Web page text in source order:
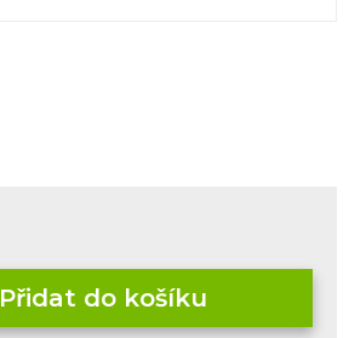
Přidat do košíku